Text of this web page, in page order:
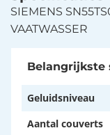
SIEMENS
VAATWASSER
Belangrijkste
Geluidsniveau
Aantal couverts